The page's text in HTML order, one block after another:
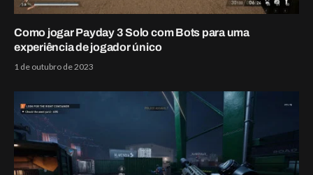
Como jogar Payday 3 Solo com Bots para uma
experiência de jogador único
1 de outubro de 2023